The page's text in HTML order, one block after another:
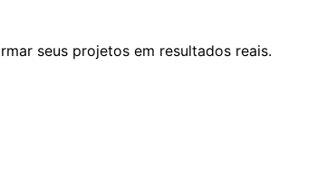
seus projetos em resultados reais.